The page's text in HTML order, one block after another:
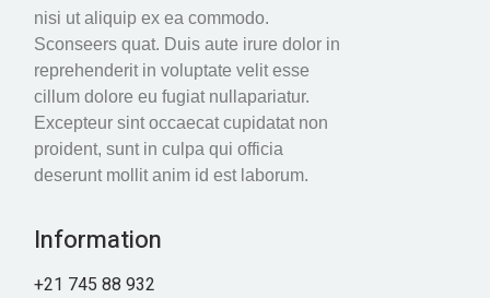
nisi ut aliquip ex ea commodo.
Sconseers quat. Duis aute irure dolor in
reprehenderit in voluptate velit esse
cillum dolore eu fugiat nullapariatur.
Excepteur sint occaecat cupidatat non
proident, sunt in culpa qui officia
deserunt mollit anim id est laborum.
Information
+21 745 88 932